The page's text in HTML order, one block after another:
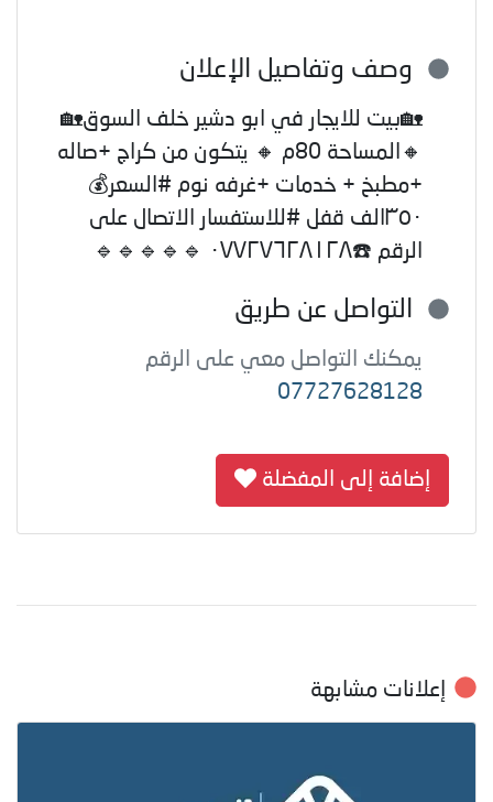
وصف وتفاصيل الإعلان
🏡بيت للايجار في ابو دشير خلف السوق🏡
🔸المساحة 80م 🔸 يتكون من كراج +صاله
+مطبخ + خدمات +غرفه نوم #السعر💰
٣٥٠الف قفل #للاستفسار الاتصال على
الرقم ☎️٠٧٧٢٧٦٢٨١٢٨ 🔹🔹🔹🔹🔹
التواصل عن طريق
يمكنك التواصل معي على الرقم
07727628128
إضافة إلى المفضلة
إعلانات مشابهة